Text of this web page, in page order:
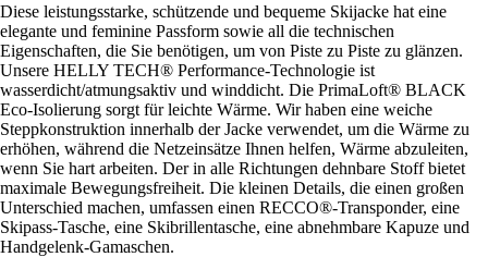
Diese leistungsstarke, schützende und bequeme Skijacke hat eine
elegante und feminine Passform sowie all die technischen
Eigenschaften, die Sie benötigen, um von Piste zu Piste zu glänzen.
Unsere HELLY TECH® Performance-Technologie ist
wasserdicht/atmungsaktiv und winddicht. Die PrimaLoft® BLACK
Eco-Isolierung sorgt für leichte Wärme. Wir haben eine weiche
Steppkonstruktion innerhalb der Jacke verwendet, um die Wärme zu
erhöhen, während die Netzeinsätze Ihnen helfen, Wärme abzuleiten,
wenn Sie hart arbeiten. Der in alle Richtungen dehnbare Stoff bietet
maximale Bewegungsfreiheit. Die kleinen Details, die einen großen
Unterschied machen, umfassen einen RECCO®-Transponder, eine
Skipass-Tasche, eine Skibrillentasche, eine abnehmbare Kapuze und
Handgelenk-Gamaschen.